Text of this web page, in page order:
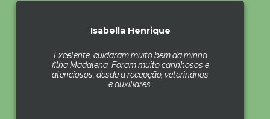
Isabella Henrique
Excelente, cuidaram muito bem da minha
filha Madalena. Foram muito carinhosos e
atenciosos, desde a recepção, veterinários
e auxiliares.